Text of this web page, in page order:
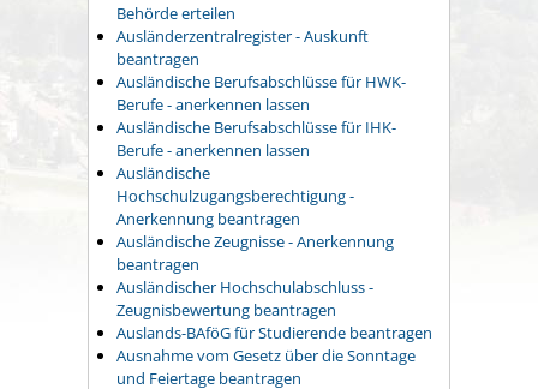
Behörde erteilen
Ausländerzentralregister - Auskunft
beantragen
Ausländische Berufsabschlüsse für HWK-
Berufe - anerkennen lassen
Ausländische Berufsabschlüsse für IHK-
Berufe - anerkennen lassen
Ausländische
Hochschulzugangsberechtigung -
Anerkennung beantragen
Ausländische Zeugnisse - Anerkennung
beantragen
Ausländischer Hochschulabschluss -
Zeugnisbewertung beantragen
Auslands-BAföG für Studierende beantragen
Ausnahme vom Gesetz über die Sonntage
und Feiertage beantragen